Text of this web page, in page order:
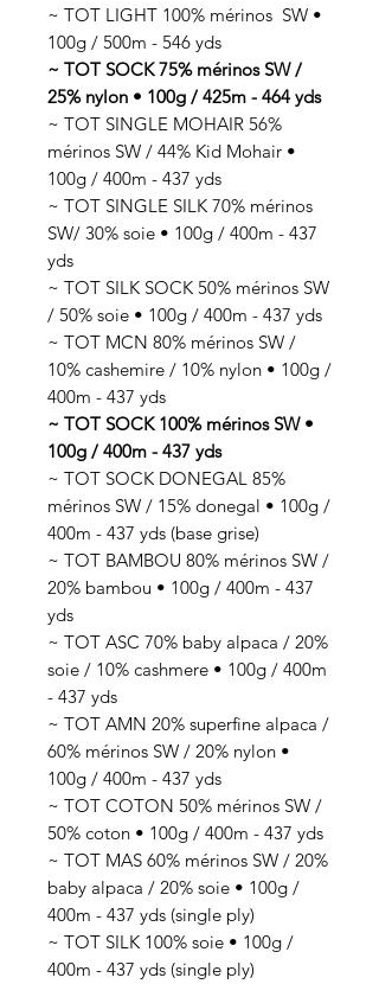
~ TOT LIGHT 100% mérinos SW •
100g / 500m - 546 yds
~ TOT SOCK 75% mérinos SW /
25% nylon • 100g / 425m - 464 yds
~ TOT SINGLE MOHAIR 56%
mérinos SW / 44% Kid Mohair •
100g / 400m - 437 yds
~ TOT SINGLE SILK 70% mérinos
SW/ 30% soie • 100g / 400m - 437
yds
~ TOT SILK SOCK 50% mérinos SW
/ 50% soie • 100g / 400m - 437 yds
~ TOT MCN 80% mérinos SW /
10% cashemire / 10% nylon • 100g /
400m - 437 yds
~ TOT SOCK 100% mérinos SW •
100g / 400m - 437 yds
~ TOT SOCK DONEGAL 85%
mérinos SW / 15% donegal • 100g /
400m - 437 yds (base grise)
~ TOT BAMBOU 80% mérinos SW /
20% bambou • 100g / 400m - 437
yds
~ TOT ASC 70% baby alpaca / 20%
soie / 10% cashmere • 100g / 400m
- 437 yds
~ TOT AMN 20% superfine alpaca /
60% mérinos SW / 20% nylon •
100g / 400m - 437 yds
~ TOT COTON 50% mérinos SW /
50% coton • 100g / 400m - 437 yds
~ TOT MAS 60% mérinos SW / 20%
baby alpaca / 20% soie • 100g /
400m - 437 yds (single ply)
~ TOT SILK 100% soie • 100g /
400m - 437 yds (single ply)